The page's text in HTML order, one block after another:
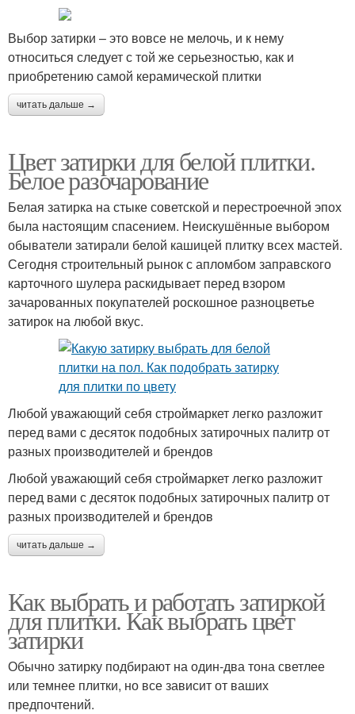
Выбор затирки – это вовсе не мелочь, и к нему
относиться следует с той же серьезностью, как и
приобретению самой керамической плитки
читать дальше →
Цвет затирки для белой плитки.
Белое разочарование
Белая затирка на стыке советской и перестроечной эпох
была настоящим спасением. Неискушённые выбором
обыватели затирали белой кашицей плитку всех мастей.
Сегодня строительный рынок с апломбом заправского
карточного шулера раскидывает перед взором
зачарованных покупателей роскошное разноцветье
затирок на любой вкус.
Любой уважающий себя строймаркет легко разложит
перед вами с десяток подобных затирочных палитр от
разных производителей и брендов
Любой уважающий себя строймаркет легко разложит
перед вами с десяток подобных затирочных палитр от
разных производителей и брендов
читать дальше →
Как выбрать и работать затиркой
для плитки. Как выбрать цвет
затирки
Обычно затирку подбирают на один-два тона светлее
или темнее плитки, но все зависит от ваших
предпочтений.